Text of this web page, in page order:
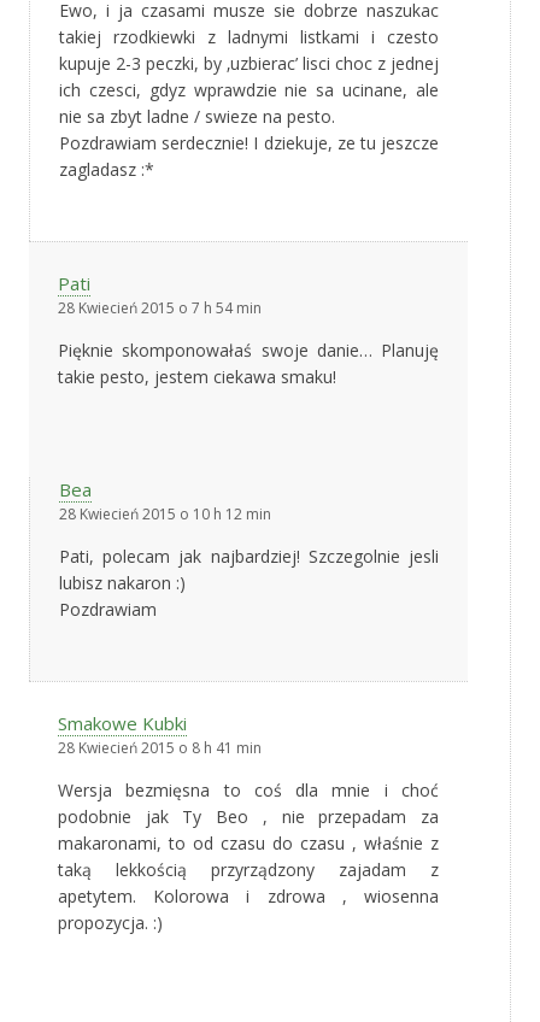
Ewo, i ja czasami musze sie dobrze naszukac
takiej rzodkiewki z ladnymi listkami i czesto
kupuje 2-3 peczki, by ‚uzbierac’ lisci choc z jednej
ich czesci, gdyz wprawdzie nie sa ucinane, ale
nie sa zbyt ladne / swieze na pesto.
Pozdrawiam serdecznie! I dziekuje, ze tu jeszcze
zagladasz :*
Pati
28 Kwiecień 2015 o 7 h 54 min
Pięknie skomponowałaś swoje danie… Planuję
takie pesto, jestem ciekawa smaku!
Bea
28 Kwiecień 2015 o 10 h 12 min
Pati, polecam jak najbardziej! Szczegolnie jesli
lubisz nakaron :)
Pozdrawiam
Smakowe Kubki
28 Kwiecień 2015 o 8 h 41 min
Wersja bezmięsna to coś dla mnie i choć
podobnie jak Ty Beo , nie przepadam za
makaronami, to od czasu do czasu , właśnie z
taką lekkością przyrządzony zajadam z
apetytem. Kolorowa i zdrowa , wiosenna
propozycja. :)